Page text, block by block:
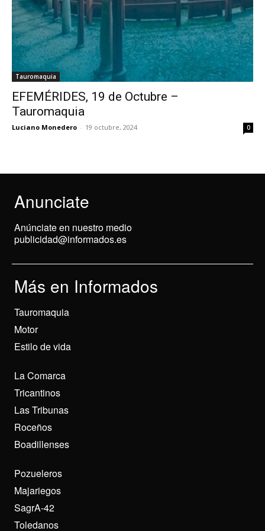
Tauromaquia
EFEMÉRIDES, 19 de Octubre –
Tauromaquia
Luciano Monedero - 19 octubre, 2024 0
Anunciate
Anúnciate en nuestro medio
publicidad@informados.es
Más en Informados
Tauromaquia
Motor
Estilo de vida
La Comarca
Tricantinos
Las Tribunas
Roceños
Boadillenses
Pozueleros
Majariegos
SagrA-42
Toledanos